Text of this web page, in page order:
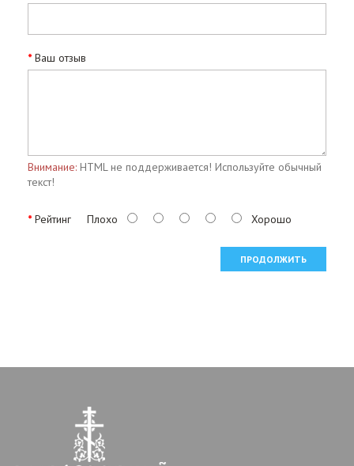
Ваш отзыв
Внимание: HTML не поддерживается! Используйте обычный
текст!
Рейтинг Плохо Хорошо
ПРОДОЛЖИТЬ